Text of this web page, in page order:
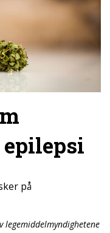
på
legemiddelmyndighetene